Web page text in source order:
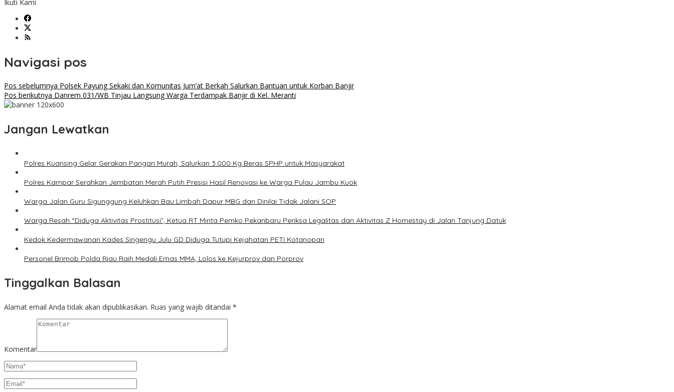
Ikuti Kami
Navigasi pos
Pos sebelumnya Polsek Payung Sekaki dan Komunitas Jum’at Berkah Salurkan Bantuan untuk Korban Banjir
Pos berikutnya Danrem 031/WB Tinjau Langsung Warga Terdampak Banjir di Kel. Meranti
Jangan Lewatkan
Polres Kuansing Gelar Gerakan Pangan Murah, Salurkan 3.000 Kg Beras SPHP untuk Masyarakat
Polres Kampar Serahkan Jembatan Merah Putih Presisi Hasil Renovasi ke Warga Pulau Jambu Kuok
Warga Jalan Guru Sigunggung Keluhkan Bau Limbah Dapur MBG dan Dinilai Tidak Jalani SOP
Warga Resah “Diduga Aktivitas Prostitusi”, Ketua RT Minta Pemko Pekanbaru Periksa Legalitas dan Aktivitas Z Homestay di Jalan Tanjung Datuk
Kedok Kedermawanan Kades Singengu Julu GD Diduga Tutupi Kejahatan PETI Kotanopan
Personel Brimob Polda Riau Raih Medali Emas MMA, Lolos ke Kejurprov dan Porprov
Tinggalkan Balasan
Alamat email Anda tidak akan dipublikasikan. Ruas yang wajib ditandai *
Komentar